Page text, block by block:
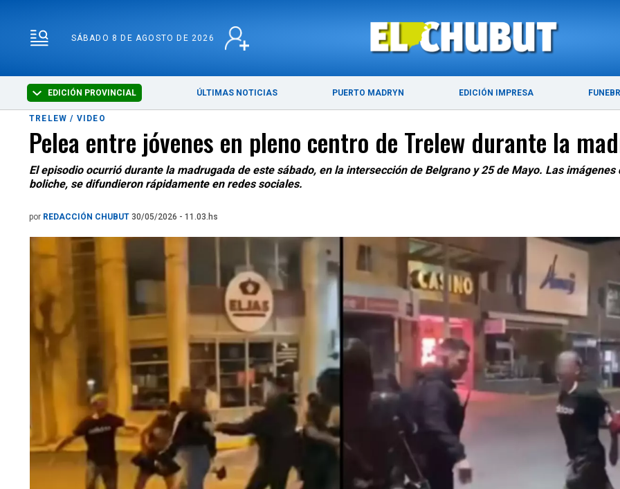
SÁBADO 8 DE AGOSTO DE 2026
EDICIÓN PROVINCIAL ÚLTIMAS NOTICIAS PUERTO MADRYN EDICIÓN IMPRESA
SÁBADO 8 DE AGOSTO DE 2026 ÚLTIMAS NOTICIAS PUERTO MADRYN
TRELEW / VIDEO
Pelea entre jóvenes en pleno centro de Trelew durante la
El episodio ocurrió durante la madrugada de este sábado, en la intersección de Belgrano y 25 de Mayo. Las
boliche, se difundieron rápidamente en redes sociales.
por REDACCIÓN CHUBUT 30/05/2026 - 11.03.hs